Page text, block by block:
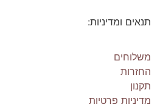
תנאים ומדיניות:
משלוחים
החזרות
תקנון
מדיניות פרטיות